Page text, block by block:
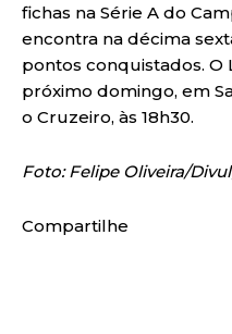
fichas na Série A do
encontra na décima
pontos conquistados. O
próximo domingo, em
o Cruzeiro, às 18h30.
Foto: Felipe Oliveira/
Compartilhe